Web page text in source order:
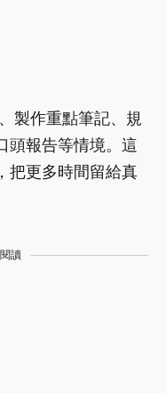
製作重點筆記、規
頭報告等情境。這
把更多時間留給真
讀